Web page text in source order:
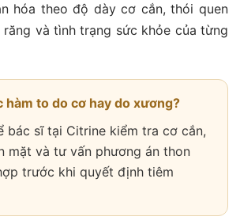
hóa theo độ dày cơ cắn, thói quen
răng và tình trạng sức khỏe của từng
hàm to do cơ hay do xương?
bác sĩ tại Citrine kiểm tra cơ cắn,
mặt và tư vấn phương án thon
trước khi quyết định tiêm